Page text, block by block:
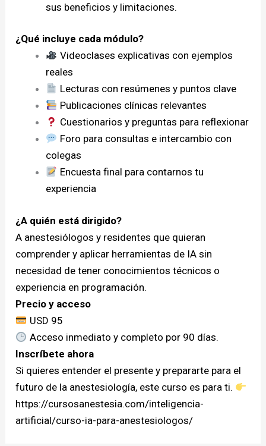
sus beneficios y limitaciones.
¿Qué incluye cada módulo?
Videoclases explicativas con ejemplos
reales
Lecturas con resúmenes y puntos clave
Publicaciones clínicas relevantes
Cuestionarios y preguntas para reflexionar
Foro para consultas e intercambio con
colegas
Encuesta final para contarnos tu
experiencia
¿A quién está dirigido?
A anestesiólogos y residentes que quieran
comprender y aplicar herramientas de IA sin
necesidad de tener conocimientos técnicos o
experiencia en programación.
Precio y acceso
USD 95
Acceso inmediato y completo por 90 días.
Inscríbete ahora
Si quieres entender el presente y prepararte para el
futuro de la anestesiología, este curso es para ti.
https://cursosanestesia.com/inteligencia-
artificial/curso-ia-para-anestesiologos/